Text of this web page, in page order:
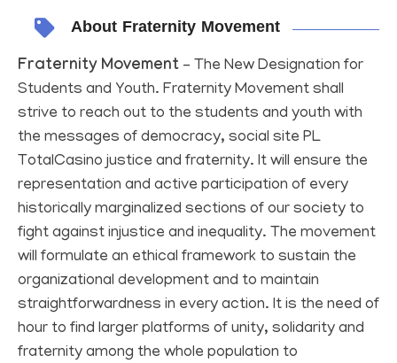
About Fraternity Movement
Fraternity Movement – The New Designation for
Students and Youth. Fraternity Movement shall
strive to reach out to the students and youth with
the messages of democracy, social site PL
TotalCasinojustice and fraternity. It will ensure the
representation and active participation of every
historically marginalized sections of our society to
fight against injustice and inequality. The movement
will formulate an ethical framework to sustain the
organizational development and to maintain
straightforwardness in every action. It is the need of
hour to find larger platforms of unity, solidarity and
fraternity among the whole population to